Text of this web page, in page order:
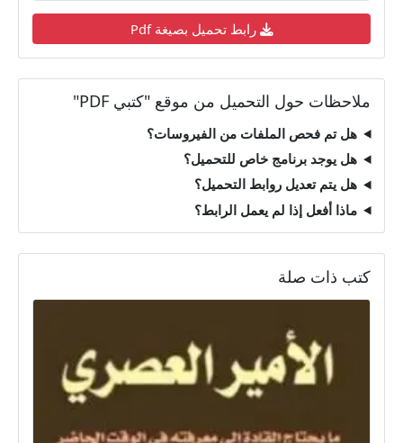
رابط تحميل بصيغة Pdf
ملاحظات حول التحميل من موقع "كتبي PDF"
هل تم فحص الملفات من الفيروسات؟
هل يوجد برنامج خاص للتحميل؟
هل يتم تعديل روابط التحميل؟
ماذا أفعل إذا لم يعمل الرابط؟
كتب ذات صلة